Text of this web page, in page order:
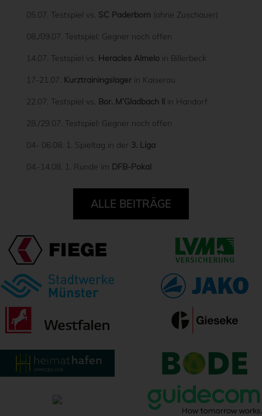
05.07. Testspiel vs. SC Paderborn (ohne Zuschauer)
08./09.07. Testspiel: Gegner noch offen
14.07. Testspiel vs. Heracles Almeloin Billerbeck
17-21.07. Kurztrainingslagerin Kaiserau
22.07. Testspiel vs. Bor. M’Gladbach IIin Handorf
28./29.07. Testspiel: Gegner noch offen
04- 06.08. 1. Spieltag in der 3. Liga
04.-14.08. 1. Runde im DFB-Pokal
ALLE BEITRÄGE